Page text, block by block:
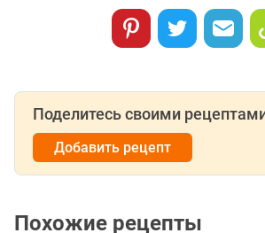
Поделитесь своими
Добавить рецепт
Похожие рецепты